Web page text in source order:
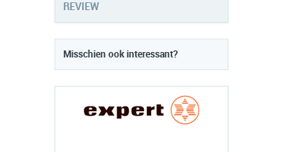
REVIEW
Misschien ook interessant?